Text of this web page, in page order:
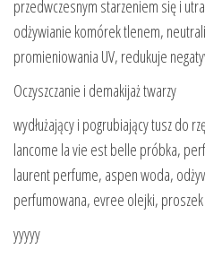
przedwczesnym starzeniem się i
odżywianie komórek tlenem,
promieniowania UV, redukuje
Oczyszczanie i demakijaż twarzy
wydłużający i pogrubiający tusz do
lancome la vie est belle próbka,
laurent perfume, aspen woda,
perfumowana, evree olejki,
yyyyy